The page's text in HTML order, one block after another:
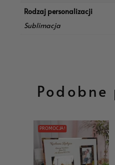
Rodzaj personalizacji
Sublimacja
PROMOCJA!